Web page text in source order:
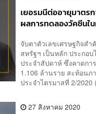
เยอรมนีต่ออายุมาตร
ผลการทดลองวัคซีนใ
จับตาตัวเลขเศรษฐกิจส
สหรัฐฯ เป็นหลัก ประกอ
ประจำสัปดาห์ ซึ่งคาดก
1.106 ล้านราย สะท้อนภ
ประจำไตรมาสที่ 2/2020
27 สิงหาคม 2020